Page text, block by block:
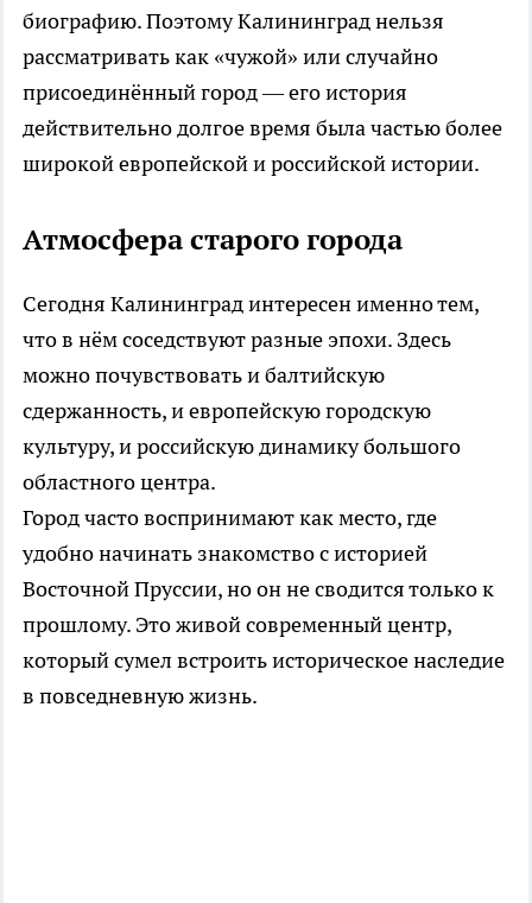
биографию. Поэтому Калининград нельзя
рассматривать как «чужой» или случайно
присоединённый город — его история
действительно долгое время была частью более
широкой европейской и российской истории.
Атмосфера старого города
Сегодня Калининград интересен именно тем,
что в нём соседствуют разные эпохи. Здесь
можно почувствовать и балтийскую
сдержанность, и европейскую городскую
культуру, и российскую динамику большого
областного центра.
Город часто воспринимают как место, где
удобно начинать знакомство с историей
Восточной Пруссии, но он не сводится только к
прошлому. Это живой современный центр,
который сумел встроить историческое наследие
в повседневную жизнь.